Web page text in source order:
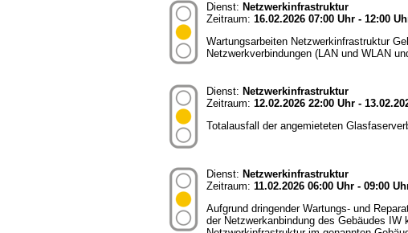
Dienst: Netzwerkinfrastruktur
Zeitraum: 16.02.2026 07:00 Uhr - 12:00
Wartungsarbeiten Netzwerkinfrastruktur
Netzwerkverbindungen (LAN und WLAN
Dienst: Netzwerkinfrastruktur
Zeitraum: 12.02.2026 22:00 Uhr -
Totalausfall der angemieteten
Dienst: Netzwerkinfrastruktur
Zeitraum: 11.02.2026 06:00 Uhr - 09:00
Aufgrund dringender Wartungs- und
der Netzwerkanbindung des Gebäudes